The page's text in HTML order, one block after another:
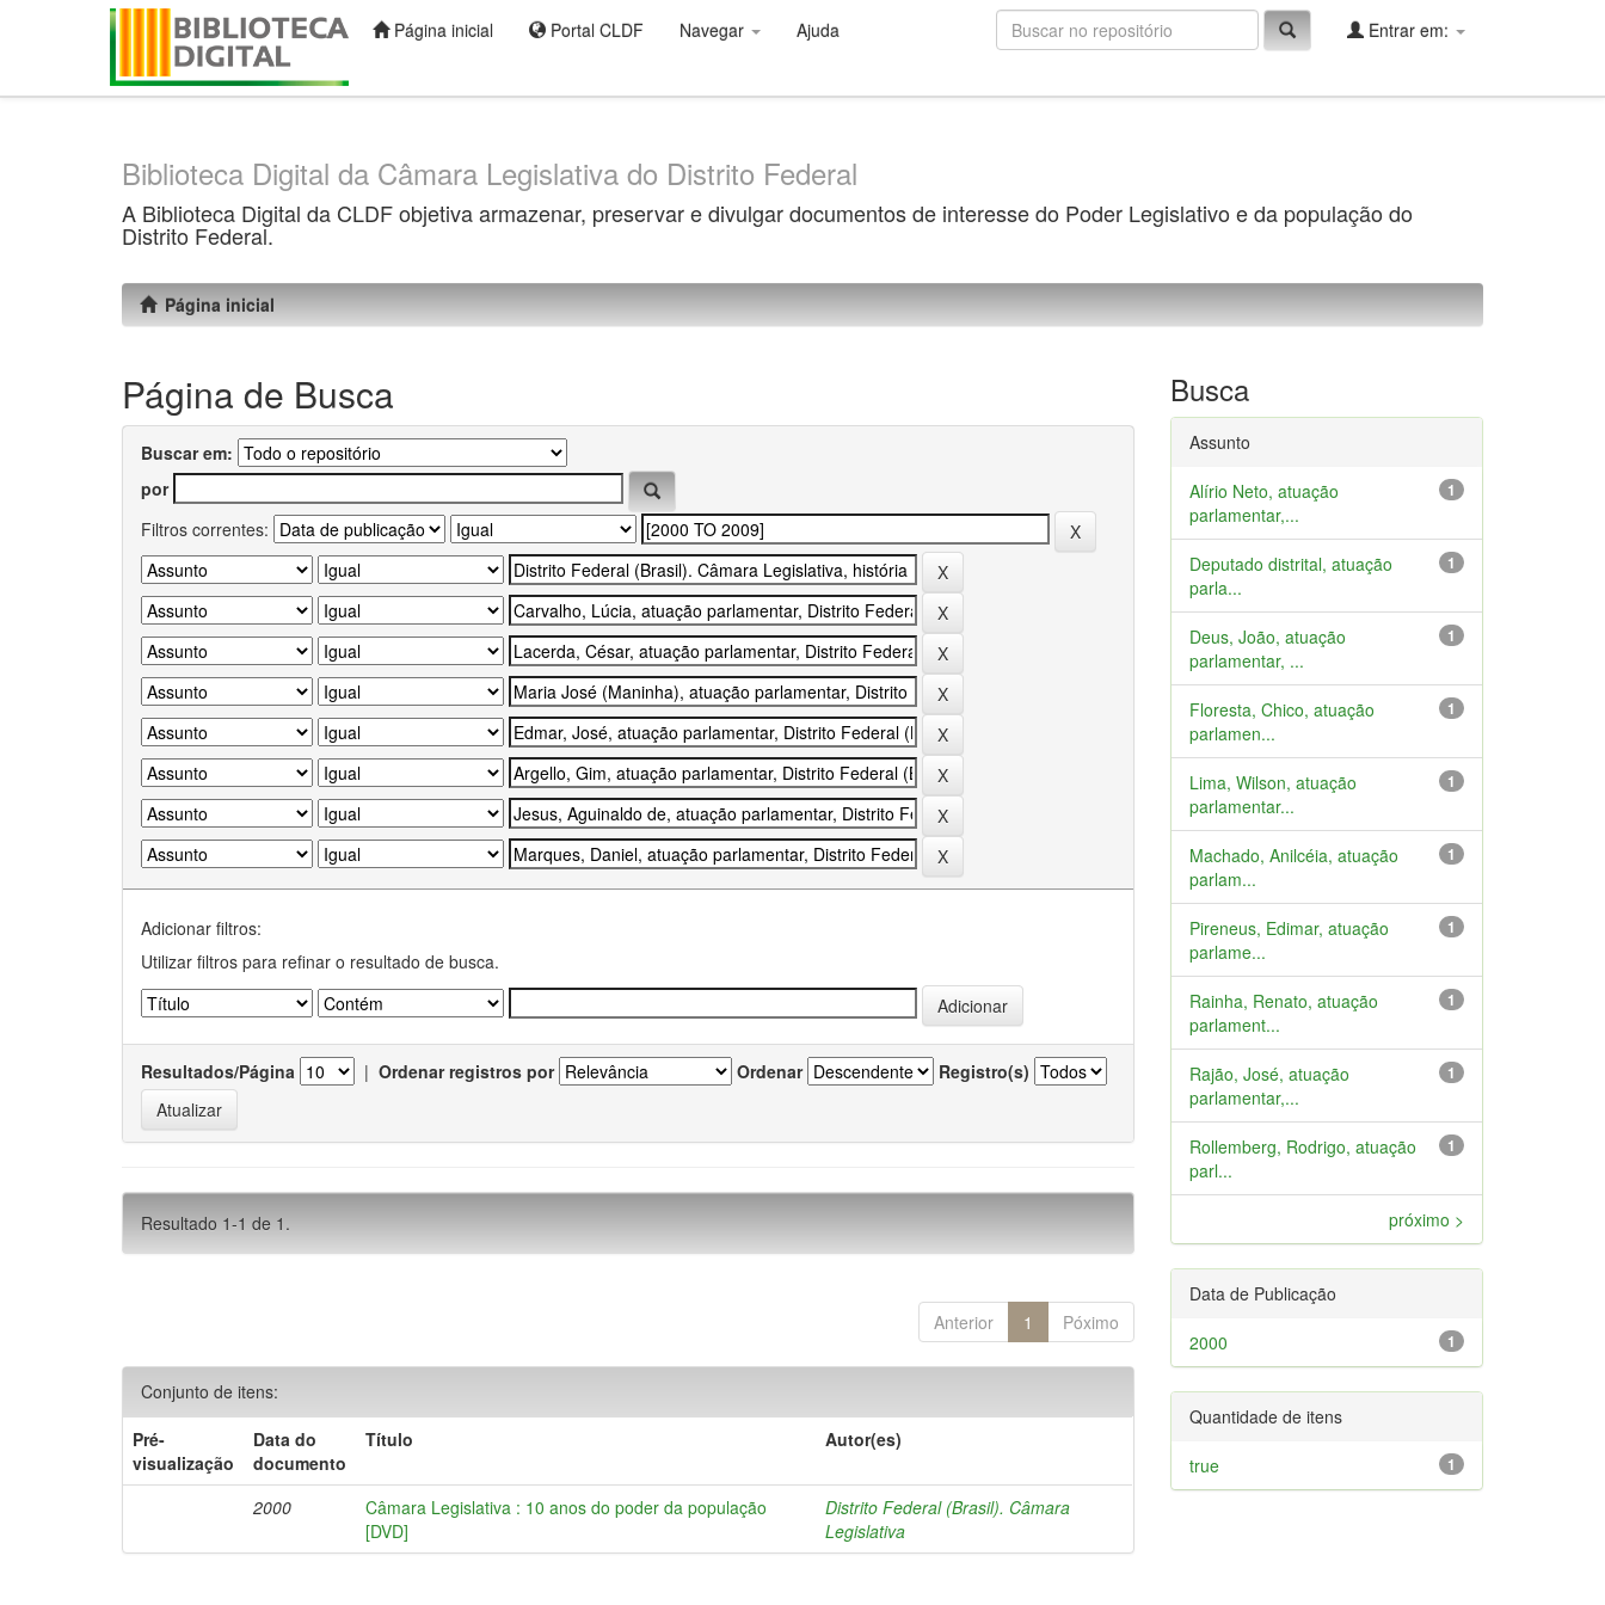
Página inicial Portal CLDF Navegar Ajuda Entrar em:
Biblioteca Digital da Câmara Legislativa do Distrito Federal
A Biblioteca Digital da CLDF objetiva armazenar, preservar e divulgar documentos de interesse do Poder Legislativo e da população do
Distrito Federal.
Página inicial
Página de Busca
Buscar em:
por
Filtros correntes:
Adicionar filtros:
Utilizar filtros para refinar o resultado de busca.
Resultados/Página | Ordenar registros por Ordenar Registro(s)
Resultado 1-1 de 1.
Anterior 1 Póximo
Conjunto de itens:
Pré-
visualização
Data do
documento
Título Autor(es)
2000
Câmara Legislativa : 10 anos do poder da população
[DVD]
Distrito Federal (Brasil). Câmara
Legislativa
Busca
Assunto
1
Alírio Neto, atuação
parlamentar,...
1
Deputado distrital, atuação
parla...
1
Deus, João, atuação
parlamentar, ...
1
Floresta, Chico, atuação
parlamen...
1
Lima, Wilson, atuação
parlamentar...
1
Machado, Anilcéia, atuação
parlam...
1
Pireneus, Edimar, atuação
parlame...
1
Rainha, Renato, atuação
parlament...
1
Rajão, José, atuação
parlamentar,...
1
Rollemberg, Rodrigo, atuação
parl...
próximo >
Data de Publicação
1
2000
Quantidade de itens
1
true